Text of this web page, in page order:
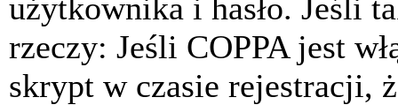
użytkownika i hasło. Jeśli
rzeczy: Jeśli COPPA jest
skrypt w czasie rejestracji,